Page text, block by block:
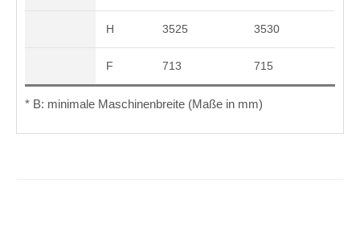
H 3525 3530
F 713 715
* B: minimale Maschinenbreite (Maße in mm)